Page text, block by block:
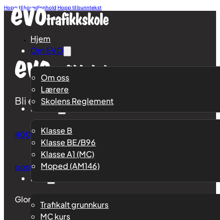
Hopp til hovedinnhold Hopp til bunntekst
Hjem
Om EVO
Om oss
Lærere
Skolens Reglement
Klasser
Klasse B
Klasse BE/B96
Klasse A1 (MC)
Moped (AM146)
Kurs
Trafikalt grunnkurs
MC kurs
Bli en dyktig, trygg og ansvarsbevisst
4000 5784
post@evotrafikkskole.no
Glommengata 63, 2211 Kongsvinger